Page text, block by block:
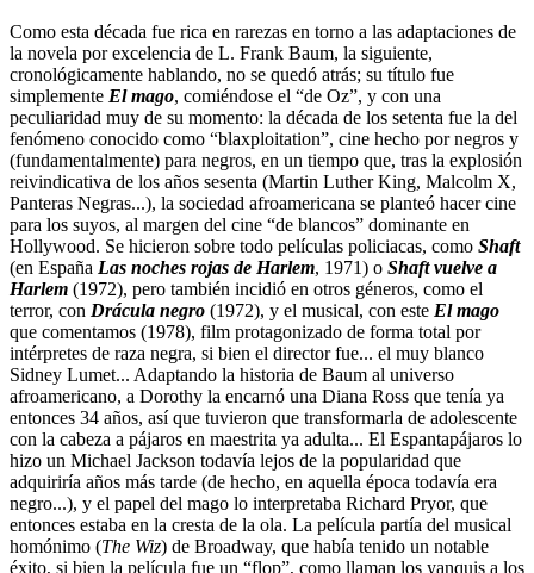
Como esta década fue rica en rarezas en torno a las adaptaciones de
la novela por excelencia de L. Frank Baum, la siguiente,
cronológicamente hablando, no se quedó atrás; su título fue
simplemente El mago, comiéndose el “de Oz”, y con una
peculiaridad muy de su momento: la década de los setenta fue la del
fenómeno conocido como “blaxploitation”, cine hecho por negros y
(fundamentalmente) para negros, en un tiempo que, tras la explosión
reivindicativa de los años sesenta (Martin Luther King, Malcolm X,
Panteras Negras...), la sociedad afroamericana se planteó hacer cine
para los suyos, al margen del cine “de blancos” dominante en
Hollywood. Se hicieron sobre todo películas policiacas, como Shaft
(en España Las noches rojas de Harlem, 1971) o Shaft vuelve a
Harlem (1972), pero también incidió en otros géneros, como el
terror, con Drácula negro (1972), y el musical, con este El mago
que comentamos (1978), film protagonizado de forma total por
intérpretes de raza negra, si bien el director fue... el muy blanco
Sidney Lumet... Adaptando la historia de Baum al universo
afroamericano, a Dorothy la encarnó una Diana Ross que tenía ya
entonces 34 años, así que tuvieron que transformarla de adolescente
con la cabeza a pájaros en maestrita ya adulta... El Espantapájaros lo
hizo un Michael Jackson todavía lejos de la popularidad que
adquiriría años más tarde (de hecho, en aquella época todavía era
negro...), y el papel del mago lo interpretaba Richard Pryor, que
entonces estaba en la cresta de la ola. La película partía del musical
homónimo (The Wiz) de Broadway, que había tenido un notable
éxito, si bien la película fue un “flop”, como llaman los yanquis a los